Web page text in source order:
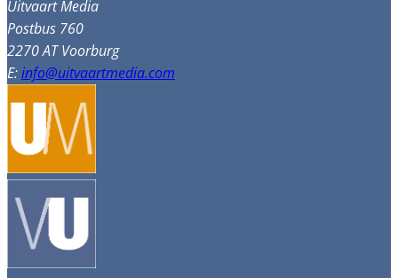
Uitvaart Media
Postbus 760
2270 AT Voorburg
E:info@uitvaartmedia.com